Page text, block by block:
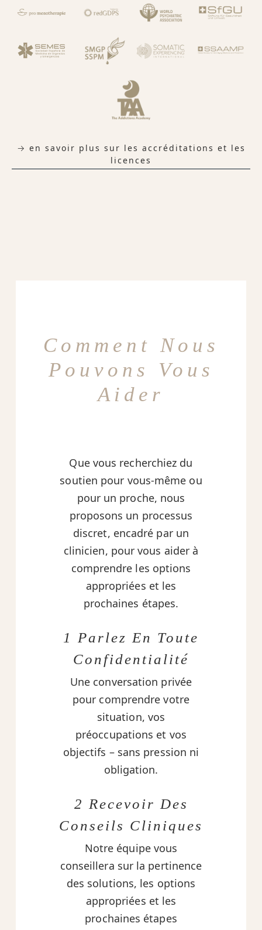
→ en savoir plus sur les accréditations et les
licences
Comment Nous
Pouvons Vous
Aider
Que vous recherchiez du
soutien pour vous-même ou
pour un proche, nous
proposons un processus
discret, encadré par un
clinicien, pour vous aider à
comprendre les options
appropriées et les
prochaines étapes.
1 Parlez En Toute
Confidentialité
Une conversation privée
pour comprendre votre
situation, vos
préoccupations et vos
objectifs – sans pression ni
obligation.
2 Recevoir Des
Conseils Cliniques
Notre équipe vous
conseillera sur la pertinence
des solutions, les options
appropriées et les
prochaines étapes